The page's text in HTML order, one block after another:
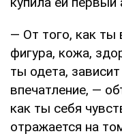
— От того, как ты
фигура, кожа,
ты одета,
впечатление, —
как ты себя
отражается на